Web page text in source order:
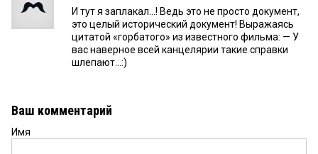
И тут я заплакал...! Ведь это не просто документ,
это целый исторический документ! Выражаясь
цитатой «горбатого» из известного фильма: — У
вас наверное всей канцелярии такие справки
шлепают...:)
Ваш комментарий
Имя